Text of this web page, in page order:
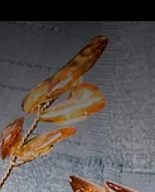
volveremos a ser libres. Entonces
la felicidad que se viene